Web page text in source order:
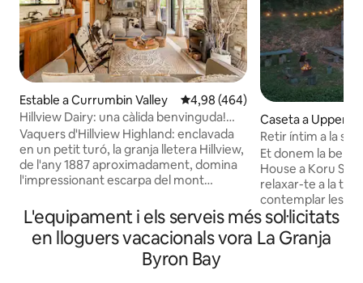
Estable a Currumbin Valley 4,98 de puntuació mitjana d'un
4,98 (464)
Hillview Dairy: una càlida benvinguda!
Vaques de granja de les terres altes
Vaquers d'Hillview Highland: enclavada
en un petit turó, la granja lletera Hillview,
de l'any 1887 aproximadament, domina
l'impressionant escarpa del mont
paisatge agrícola de la vall. 🐮 Vaca diària
i 🐴 Alimentació dels cavalls a les 16:00.
🐓 Gallines 🐶 Gossos de granja 🧑‍🌾
Fruita fresca per collir al nostre hort
STR GCCC PCA/2023/228 Durant més
Caseta a Upper
Retir íntim a la
Et donem la
House a Koru
relaxar-te a la
contemplar les
l'aire lliure o
de la llar de foc. Mostra més imatges i
vídeos al nostre
L'equipament i els serveis més sol·licitats
en lloguers vacacionals vora La Granja
Byron Bay